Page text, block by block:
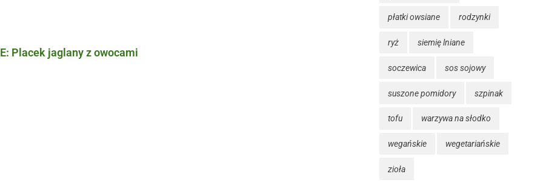
Placek jaglany z owocami
płatki owsiane rodzynki
ryż siemię lniane
soczewica sos sojowy
suszone pomidory szpinak
tofu warzywa na słodko
wegańskie wegetariańskie
zioła